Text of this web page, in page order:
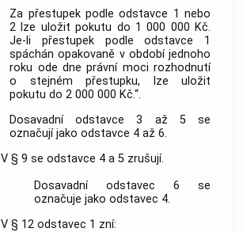
Za přestupek podle odstavce 1 nebo
2 lze uložit pokutu do 1 000 000 Kč.
Je-li přestupek podle odstavce 1
spáchán opakovaně v období jednoho
roku ode dne právní moci rozhodnutí
o stejném přestupku, lze uložit
pokutu do 2 000 000 Kč.“.
Dosavadní odstavce 3 až 5 se
označují jako odstavce 4 až 6.
V § 9 se odstavce 4 a 5 zrušují.
Dosavadní odstavec 6 se
označuje jako odstavec 4.
V § 12 odstavec 1 zní: